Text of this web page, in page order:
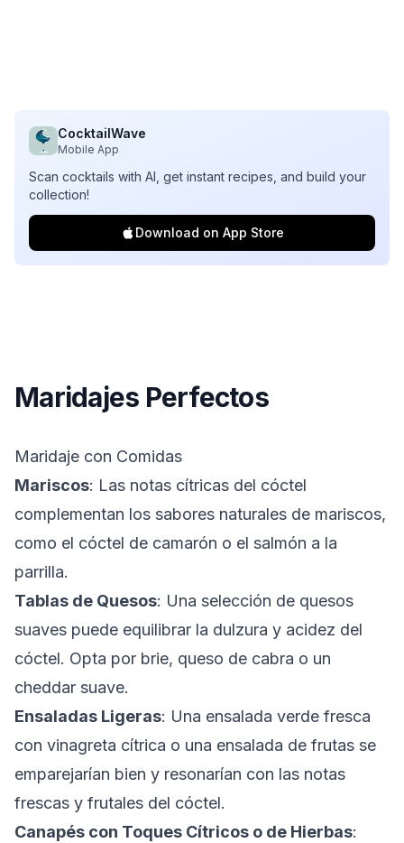
CocktailWave
Mobile App
Scan cocktails with AI, get instant recipes, and build your
collection!
Download on App Store
Maridajes Perfectos
Maridaje con Comidas
Mariscos: Las notas cítricas del cóctel
complementan los sabores naturales de mariscos,
como el cóctel de camarón o el salmón a la
parrilla.
Tablas de Quesos: Una selección de quesos
suaves puede equilibrar la dulzura y acidez del
cóctel. Opta por brie, queso de cabra o un
cheddar suave.
Ensaladas Ligeras: Una ensalada verde fresca
con vinagreta cítrica o una ensalada de frutas se
emparejarían bien y resonarían con las notas
frescas y frutales del cóctel.
Canapés con Toques Cítricos o de Hierbas: